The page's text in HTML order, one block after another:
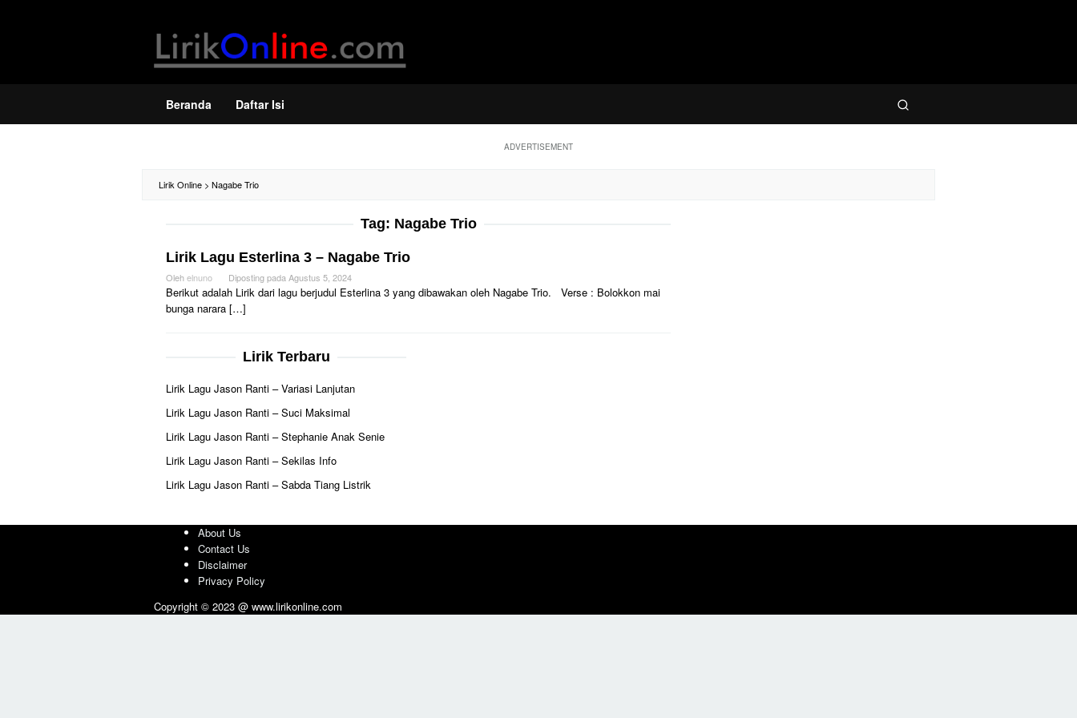
Beranda Daftar Isi
ADVERTISEMENT
Lirik Online > Nagabe Trio
Tag: Nagabe Trio
Lirik Lagu Esterlina 3 – Nagabe Trio
Olehelnuno Diposting pada Agustus 5, 2024
Berikut adalah Lirik dari lagu berjudul Esterlina 3 yang dibawakan oleh Nagabe Trio. Verse : Bolokkon mai
bunga narara […]
Lirik Terbaru
Lirik Lagu Jason Ranti – Variasi Lanjutan
Lirik Lagu Jason Ranti – Suci Maksimal
Lirik Lagu Jason Ranti – Stephanie Anak Senie
Lirik Lagu Jason Ranti – Sekilas Info
Lirik Lagu Jason Ranti – Sabda Tiang Listrik
About Us
Contact Us
Disclaimer
Privacy Policy
Copyright © 2023 @ www.lirikonline.com